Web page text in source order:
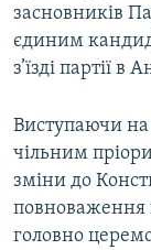
засновників
єдиним
з’їзді партії в
Виступаючи на
чільним
зміни до
повноваження
головно